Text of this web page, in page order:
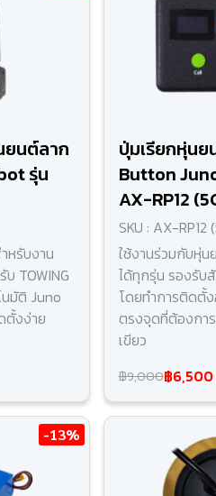
ยนต์ลาก
รุ่น
หรับงาน
TOWING
มัติ Juno
ตั้งง่าย
ปุ่มเรียกหุ่น
Button
AX-RP12
SKU : AX-RP12
ใช้งานร่วมกับหุ่น
ได้ทุกรุ่น รองรับ
โดยทำการติดตั้
ตรงจุดที่ต้องกา
เขียว
฿9,000฿6,500
-13%